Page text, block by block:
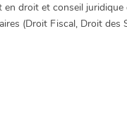
en droit et conseil
(Droit Fiscal, Droit des